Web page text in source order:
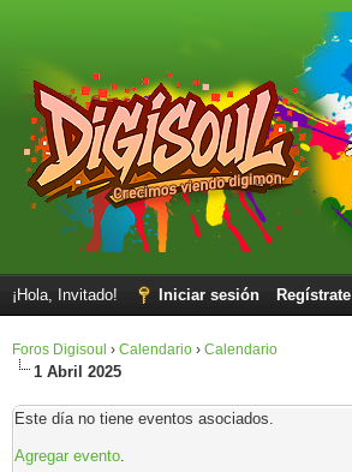
¡Hola, Invitado! Iniciar sesión Regístrate
Foros Digisoul › Calendario › Calendario
1 Abril 2025
Este día no tiene eventos asociados.
Agregar evento.